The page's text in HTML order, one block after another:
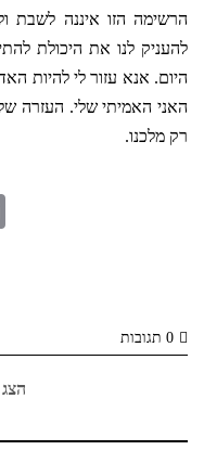
הרשימה הזו איננה
להעניק לנו את היכולת
היום. אנא עזור לי להיות
האני האמיתי שלי. העזרה
רק מלכנו.
0 תגובות